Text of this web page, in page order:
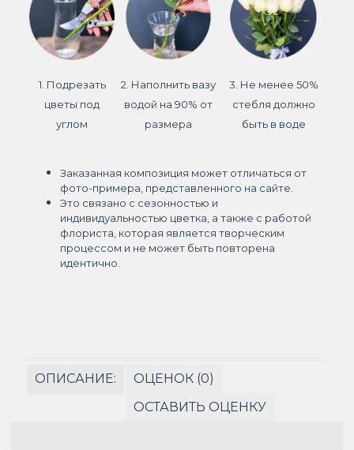
1. Подрезать
цветы под
углом
2. Наполнить вазу
водой на 90% от
размера
3. Не менее 50%
стебля должно
быть в воде
Заказанная композиция может отличаться от
фото-примера, представленного на сайте.
Это связано с сезонностью и
индивидуальностью цветка, а также с работой
флориста, которая является творческим
процессом и не может быть повторена
идентично.
ОПИСАНИЕ:
ОЦЕНОК (0)
ОСТАВИТЬ ОЦЕНКУ